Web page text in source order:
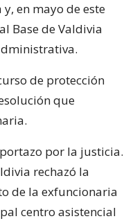
en mayo de este
Base de Valdivia
de protección
que
por la justicia.
rechazó la
de la exfuncionaria
centro asistencial